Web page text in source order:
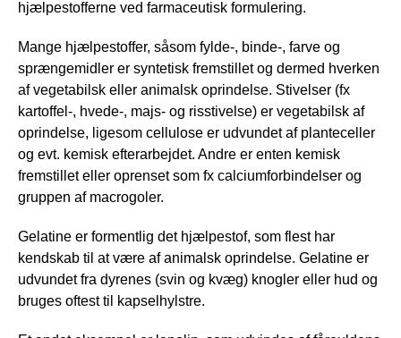
hjælpestofferne ved farmaceutisk formulering.
Mange hjælpestoffer, såsom fylde-, binde-, farve og
sprængemidler er syntetisk fremstillet og dermed hverken
af vegetabilsk eller animalsk oprindelse. Stivelser (fx
kartoffel-, hvede-, majs- og risstivelse) er vegetabilsk af
oprindelse, ligesom cellulose er udvundet af planteceller
og evt. kemisk efterarbejdet. Andre er enten kemisk
fremstillet eller oprenset som fx calciumforbindelser og
gruppen af macrogoler.
Gelatine er formentlig det hjælpestof, som flest har
kendskab til at være af animalsk oprindelse. Gelatine er
udvundet fra dyrenes (svin og kvæg) knogler eller hud og
bruges oftest til kapselhylstre.